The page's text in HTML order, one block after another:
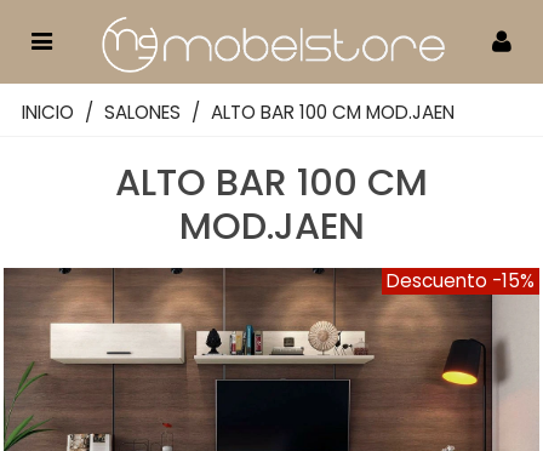
INICIO / SALONES / ALTO BAR 100 CM MOD.JAEN
ALTO BAR 100 CM
MOD.JAEN
Descuento -15%